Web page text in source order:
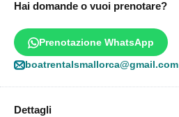
Hai domande o vuoi prenotare?
Prenotazione WhatsApp
boatrentalsmallorca@gmail.com
Dettagli